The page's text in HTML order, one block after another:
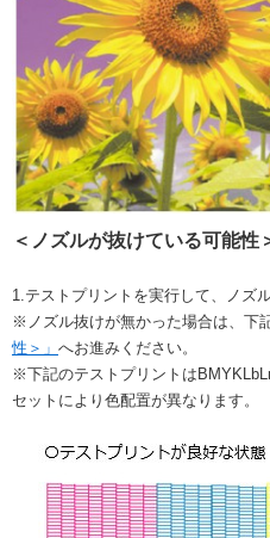
＜ノズルが抜けている可能性
1.テストプリントを実行して、ノズ
※ノズル抜けが無かった場合は、下
性＞」 へお進みください。
※下記のテストプリントは
セットにより色配置が異なります。